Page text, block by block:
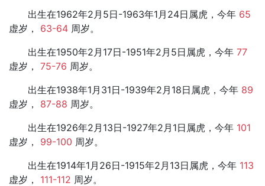
出生在1962年2月5日-1963年1月24日属虎，今年 65
虚岁， 63-64 周岁。
出生在1950年2月17日-1951年2月5日属虎，今年 77
虚岁， 75-76 周岁。
出生在1938年1月31日-1939年2月18日属虎，今年 89
虚岁， 87-88 周岁。
出生在1926年2月13日-1927年2月1日属虎，今年 101
虚岁， 99-100 周岁。
出生在1914年1月26日-1915年2月13日属虎，今年 113
虚岁， 111-112 周岁。